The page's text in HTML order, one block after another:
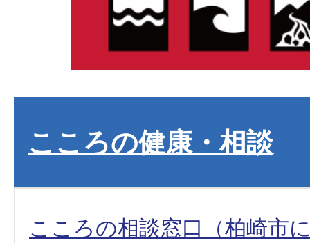
こころの健康・相談
こころの相談窓口（柏崎市